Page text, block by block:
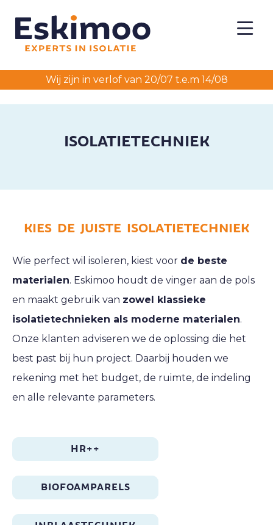
Wij zijn in verlof van 20/07 t.e.m 14/08
ISOLATIETECHNIEK
KIES DE JUISTE ISOLATIETECHNIEK
Wie perfect wil isoleren, kiest voor de beste
materialen. Eskimoo houdt de vinger aan de pols
en maakt gebruik van zowel klassieke
isolatietechnieken als moderne materialen.
Onze klanten adviseren we de oplossing die het
best past bij hun project. Daarbij houden we
rekening met het budget, de ruimte, de indeling
en alle relevante parameters.
HR++
BIOFOAMPARELS